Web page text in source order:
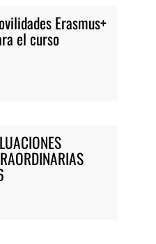
Erasmus+
el curso